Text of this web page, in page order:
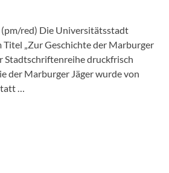
red) Die Universitätsstadt
„Zur Geschichte der Marburger
Stadtschriftenreihe druckfrisch
der Marburger Jäger wurde von
…